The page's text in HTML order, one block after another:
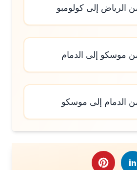
إلى كولومبو
إلى الدمام
إلى موسكو